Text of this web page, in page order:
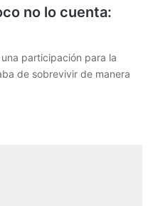
no lo cuenta:
participación para la
de sobrevivir de manera